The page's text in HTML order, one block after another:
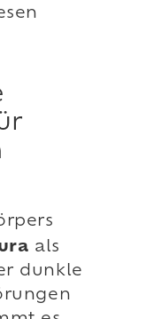
als
dunkle